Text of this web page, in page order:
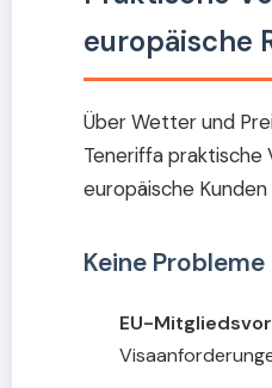
europäische
Über Wetter und
Teneriffa praktische
europäische
Keine Probleme
EU-